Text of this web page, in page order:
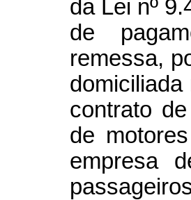
da Lei nº
de
remessa,
contrato
de
empresa